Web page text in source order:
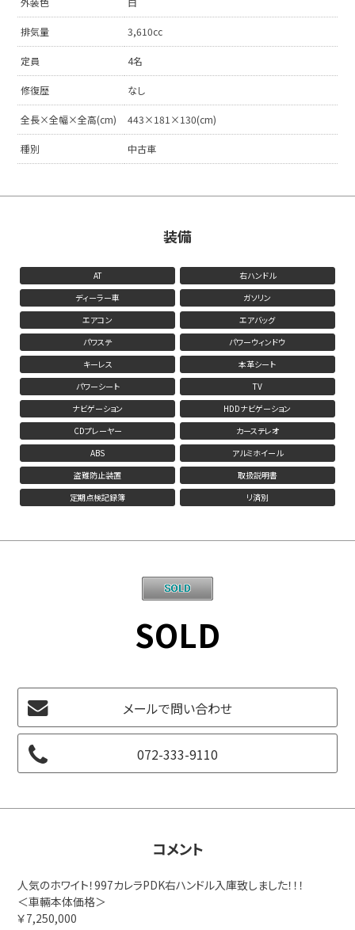
排気量 3,610cc
定員 4名
修復歴 なし
全長×全幅×全高(cm) 443×181×130(cm)
種別 中古車
装備
AT
右ハンドル
ディーラー車
ガソリン
エアコン
エアバッグ
パワステ
パワーウィンドウ
キーレス
本革シート
パワーシート
TV
ナビゲーション
HDDナビゲーション
CDプレーヤー
カーステレオ
ABS
アルミホイール
盗難防止装置
取扱説明書
定期点検記録簿
リ済別
SOLD
メールで問い合わせ
072-333-9110
コメント
人気のホワイト！997カレラPDK右ハンドル入庫致しました！！！
＜車輛本体価格＞
￥7,250,000